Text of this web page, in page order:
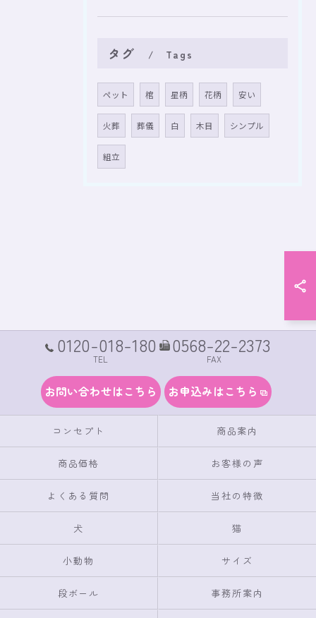
タグ Tags
ペット 棺 星柄 花柄 安い
火葬 葬儀 白 木目 シンプル
組立
0120-018-180
TEL
0568-22-2373
FAX
お問い合わせはこちら お申込みはこちら
コンセプト 商品案内
商品価格 お客様の声
よくある質問 当社の特徴
犬 猫
小動物 サイズ
段ボール 事務所案内